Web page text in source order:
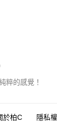
粹的感覺！
於柏C 隱私